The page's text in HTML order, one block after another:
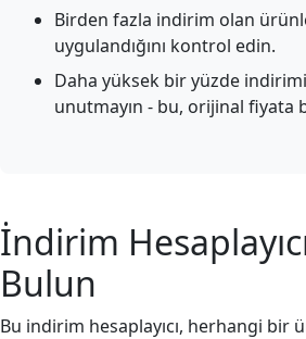
Birden fazla indirim olan
uygulandığını kontrol edin.
Daha yüksek bir yüzde
unutmayın - bu, orijinal fiyata
İndirim
Bulun
Bu indirim hesaplayıcı, herhangi